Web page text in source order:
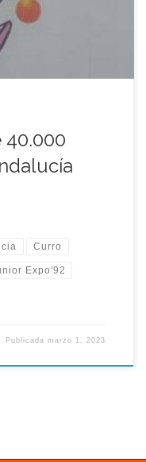
Sevilla.
40.000
Curro
Expo'92
Publicadamarzo 1, 2023